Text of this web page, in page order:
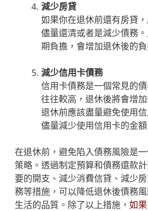
減少房貸
如果你在退休前還有房貸
儘量還清或者是減少債務
期負擔，會增加退休後的負
減少信用卡債務
信用卡債務是一個常見的
往往較高，退休後將會增
退休前應該盡量避免使用
儘量減少使用信用卡的金額
在退休前，避免陷入債務風險是
策略。透過制定預算和債務還款
要的開支、減少消費信貸、減少
務等措施，可以降低退休後債務
生活的品質。除了以上措施， 如